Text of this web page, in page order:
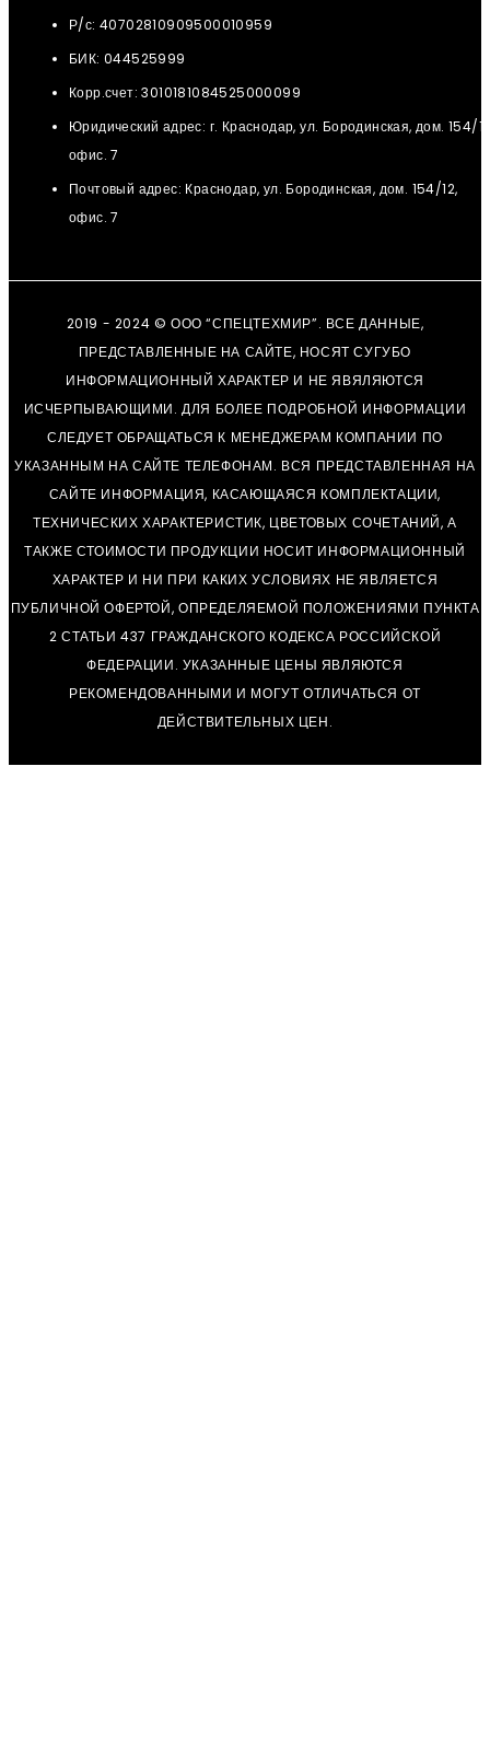
Р/с: 40702810909500010959
БИК: 044525999
Корр.счет: 3010181084525000099
Юридический адрес: г. Краснодар, ул. Бородинская, дом. 154/
офис. 7
Почтовый адрес: Краснодар, ул. Бородинская, дом. 154/12,
офис. 7
2019 - 2024 © ООО “СПЕЦТЕХМИР”. ВСЕ ДАННЫЕ,
ПРЕДСТАВЛЕННЫЕ НА САЙТЕ, НОСЯТ СУГУБО
ИНФОРМАЦИОННЫЙ ХАРАКТЕР И НЕ ЯВЯЛЯЮТСЯ
ИСЧЕРПЫВАЮЩИМИ. ДЛЯ БОЛЕЕ ПОДРОБНОЙ ИНФОРМАЦИИ
СЛЕДУЕТ ОБРАЩАТЬСЯ К МЕНЕДЖЕРАМ КОМПАНИИ ПО
УКАЗАННЫМ НА САЙТЕ ТЕЛЕФОНАМ. ВСЯ ПРЕДСТАВЛЕННАЯ НА
САЙТЕ ИНФОРМАЦИЯ, КАСАЮЩАЯСЯ КОМПЛЕКТАЦИИ,
ТЕХНИЧЕСКИХ ХАРАКТЕРИСТИК, ЦВЕТОВЫХ СОЧЕТАНИЙ, А
ТАКЖЕ СТОИМОСТИ ПРОДУКЦИИ НОСИТ ИНФОРМАЦИОННЫЙ
ХАРАКТЕР И НИ ПРИ КАКИХ УСЛОВИЯХ НЕ ЯВЛЯЕТСЯ
ПУБЛИЧНОЙ ОФЕРТОЙ, ОПРЕДЕЛЯЕМОЙ ПОЛОЖЕНИЯМИ ПУНКТА
2 СТАТЬИ 437 ГРАЖДАНСКОГО КОДЕКСА РОССИЙСКОЙ
ФЕДЕРАЦИИ. УКАЗАННЫЕ ЦЕНЫ ЯВЛЯЮТСЯ
РЕКОМЕНДОВАННЫМИ И МОГУТ ОТЛИЧАТЬСЯ ОТ
ДЕЙСТВИТЕЛЬНЫХ ЦЕН.